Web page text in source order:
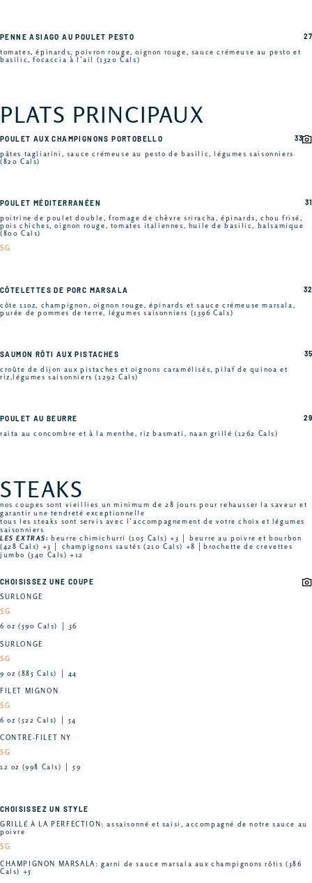
PENNE ASIAGO AU POULET PESTO
tomates, épinards, poivron rouge, oignon rouge, sauce crémeuse au pesto et
basilic, focaccia à l’ail (1320 Cals)
27
PLATS PRINCIPAUX
POULET AUX CHAMPIGNONS PORTOBELLO
pâtes tagliarini, sauce crémeuse au pesto de basilic, légumes saisonniers
(820 Cals)
33
POULET MÉDITERRANÉEN
poitrine de poulet double, fromage de chèvre sriracha, épinards, chou frisé,
pois chiches, oignon rouge, tomates italiennes, huile de basilic, balsamique
(800 Cals)
SG
31
CÔTELETTES DE PORC MARSALA
côte 11oz, champignon, oignon rouge, épinards et sauce crémeuse marsala,
purée de pommes de terre, légumes saisonniers (1396 Cals)
32
SAUMON RÔTI AUX PISTACHES
croûte de dijon aux pistaches et oignons caramélisés, pilaf de quinoa et
riz,légumes saisonniers (1292 Cals)
35
POULET AU BEURRE
raita au concombre et à la menthe, riz basmati, naan grillé (1262 Cals)
29
STEAKS
nos coupes sont vieillies un minimum de 28 jours pour rehausser la saveur et
garantir une tendreté exceptionnelle
tous les steaks sont servis avec l’accompagnement de votre choix et légumes
saisonniers
LES EXTRAS:beurre chimichurri (105 Cals) +3 │ beurre au poivre et bourbon
(428 Cals) +3 │ champignons sautés (210 Cals) +8 │brochette de crevettes
jumbo (340 Cals) +12
CHOISISSEZ UNE COUPE
SURLONGE
SG
6 oz (590 Cals) │ 36
SURLONGE
SG
9 oz (885 Cals) │ 44
FILET MIGNON
SG
6 oz (522 Cals) │ 54
CONTRE-FILET NY
SG
12 oz (998 Cals) │ 59
CHOISISSEZ UN STYLE
GRILLÉ À LA PERFECTION: assaisonné et saisi, accompagné de notre sauce au
poivre
SG
CHAMPIGNON MARSALA: garni de sauce marsala aux champignons rôtis (386
Cals) +5